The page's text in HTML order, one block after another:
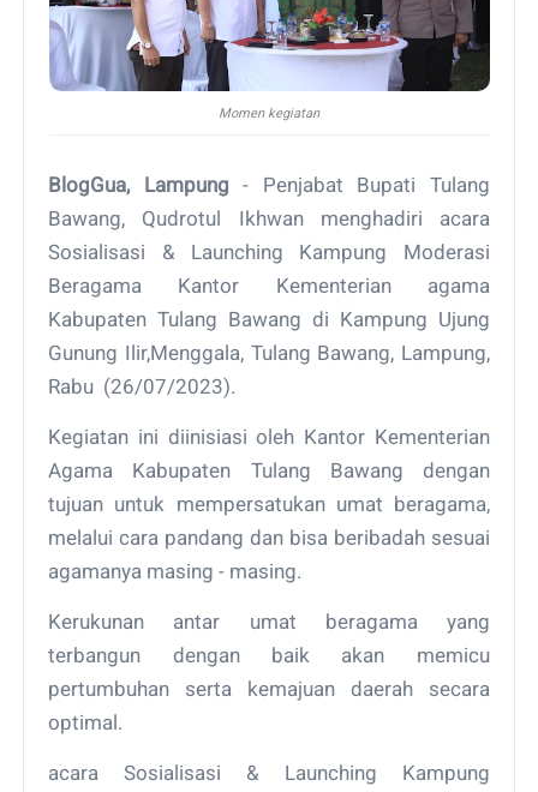
Momen kegiatan
BlogGua, Lampung - Penjabat Bupati Tulang
Bawang, Qudrotul Ikhwan menghadiri acara
Sosialisasi & Launching Kampung Moderasi
Beragama Kantor Kementerian agama
Kabupaten Tulang Bawang di Kampung Ujung
Gunung Ilir,Menggala, Tulang Bawang, Lampung,
Rabu (26/07/2023).
Kegiatan ini diinisiasi oleh Kantor Kementerian
Agama Kabupaten Tulang Bawang dengan
tujuan untuk mempersatukan umat beragama,
melalui cara pandang dan bisa beribadah sesuai
agamanya masing - masing.
Kerukunan antar umat beragama yang
terbangun dengan baik akan memicu
pertumbuhan serta kemajuan daerah secara
optimal.
acara Sosialisasi & Launching Kampung